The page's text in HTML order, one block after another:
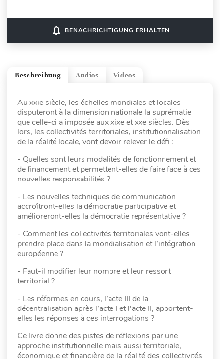
notifications_none BENACHRICHTIGUNG ERHALTEN
Videos
Audios
Beschreibung
Au xxie siècle, les échelles mondiales et locales
disputeront à la dimension nationale la suprématie
que celle-ci a imposée aux xixe et xxe siècles. Dès
lors, les collectivités territoriales, institutionnalisation
de la réalité locale, vont devoir relever le défi :
- Quelles sont leurs modalités de fonctionnement et
de financement et permettent-elles de faire face à ces
nouvelles responsabilités ?
- Les nouvelles techniques de communication
accroîtront-elles la démocratie participative et
amélioreront-elles la démocratie représentative ?
- Comment les collectivités territoriales vont-elles
prendre place dans la mondialisation et l’intégration
européenne ?
- Faut-il modifier leur nombre et leur ressort
territorial ?
- Les réformes en cours, l’acte III de la
décentralisation après l’acte I et l’acte II, apportent-
elles les réponses à ces interrogations ?
Ce livre donne des pistes de réflexions par une
approche institutionnelle mais aussi territoriale,
économique et financière de la réalité des collectivités